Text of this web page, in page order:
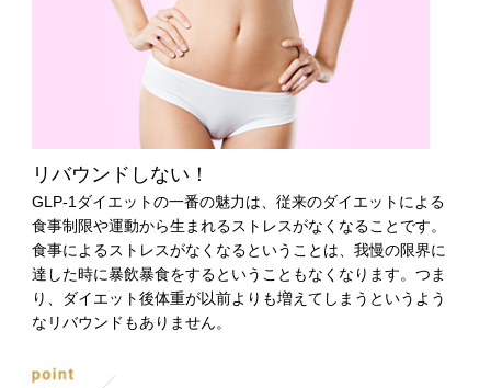
リバウンドしない！
GLP-1ダイエットの一番の魅力は、従来のダイエットによる
食事制限や運動から生まれるストレスがなくなることです。
食事によるストレスがなくなるということは、我慢の限界に
達した時に暴飲暴食をするということもなくなります。つま
り、ダイエット後体重が以前よりも増えてしまうというよう
なリバウンドもありません。